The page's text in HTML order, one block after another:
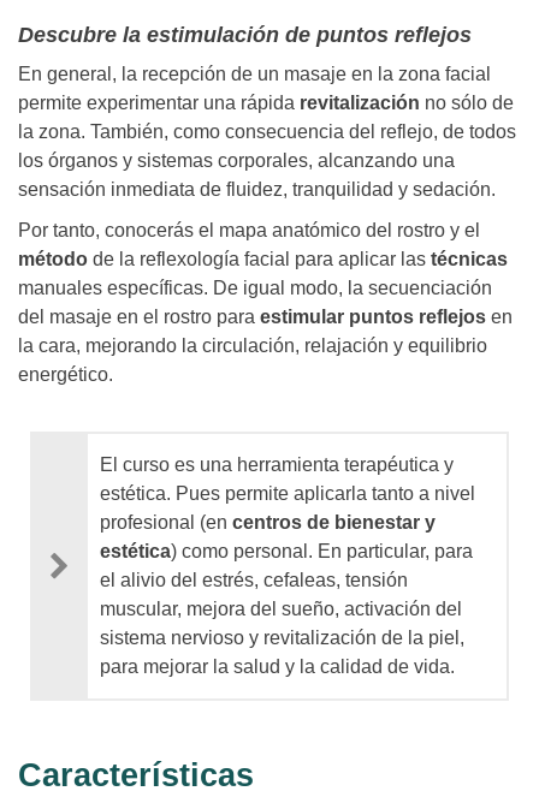
Descubre la estimulación de puntos reflejos
En general, la recepción de un masaje en la zona facial
permite experimentar una rápida revitalización no sólo de
la zona. También, como consecuencia del reflejo, de todos
los órganos y sistemas corporales, alcanzando una
sensación inmediata de fluidez, tranquilidad y sedación.
Por tanto, conocerás el mapa anatómico del rostro y el
método de la reflexología facial para aplicar las técnicas
manuales específicas. De igual modo, la secuenciación
del masaje en el rostro para estimular puntos reflejos en
la cara, mejorando la circulación, relajación y equilibrio
energético.
El curso es una herramienta terapéutica y
estética. Pues permite aplicarla tanto a nivel
profesional (en centros de bienestar y
estética) como personal. En particular, para
el alivio del estrés, cefaleas, tensión
muscular, mejora del sueño, activación del
sistema nervioso y revitalización de la piel,
para mejorar la salud y la calidad de vida.
Características